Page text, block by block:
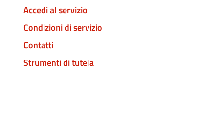
Accedi al servizio
Condizioni di servizio
Contatti
Strumenti di tutela